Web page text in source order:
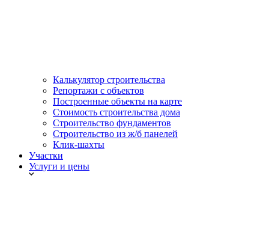
Калькулятор строительства
Репортажи с объектов
Построенные объекты на карте
Стоимость строительства дома
Строительство фундаментов
Строительство из ж/б панелей
Клик-шахты
Участки
Услуги и цены